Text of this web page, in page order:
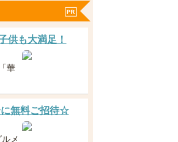
供も大満足！
華
に無料ご招待☆
メ